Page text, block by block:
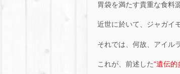
胃袋を満たす貴重な食料
近世に於いて、ジャガイ
それでは、何故、アイル
これが、前述した“遺伝的